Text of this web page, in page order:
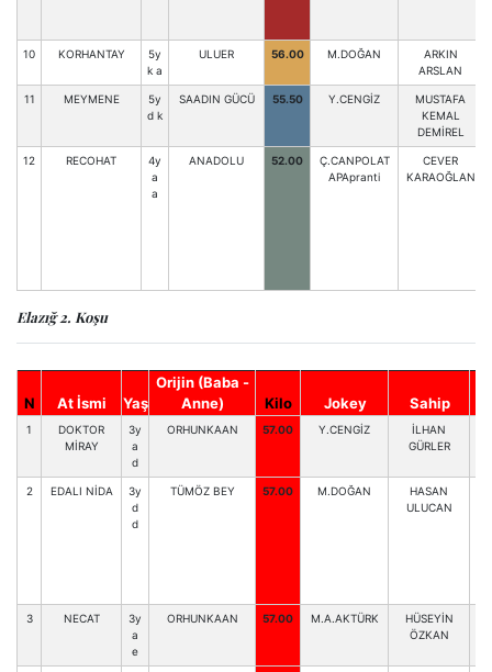
10 KORHANTAY
5y
k a
ULUER 56.00 M.DOĞAN
ARKIN
ARSLAN
11 MEYMENE
5y
d k
SAADIN GÜCÜ 55.50 Y.CENGİZ
MUSTAFA
KEMAL
DEMİREL
12 RECOHAT
4y
a
a
ANADOLU 52.00
Ç.CANPOLAT
APApranti
CEVER
KARAOĞLAN
Elazığ 2. Koşu
N At İsmi Yaş
Orijin (Baba -
Anne)
Kilo Jokey Sahip
1
DOKTOR
MİRAY
3y
a
d
ORHUNKAAN 57.00 Y.CENGİZ
İLHAN
GÜRLER
2 EDALI NİDA
3y
d
d
TÜMÖZ BEY 57.00 M.DOĞAN
HASAN
ULUCAN
3 NECAT
3y
a
e
ORHUNKAAN 57.00 M.A.AKTÜRK
HÜSEYİN
ÖZKAN